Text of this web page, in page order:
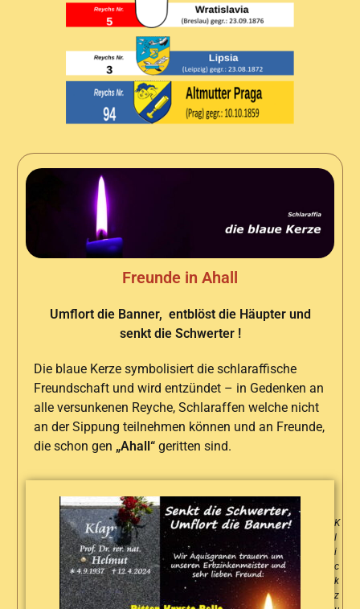
Freunde in Ahall
Umflort die Banner, entblöst die Häupter und
senkt die Schwerter !
Die blaue Kerze symbolisiert die schlaraffische
Freundschaft und wird entzündet – in Gedenken an
alle versunkenen Reyche, Schlaraffen welche nicht
an der Sippung teilnehmen können und an Freunde,
die schon gen „Ahall“ geritten sind.
K
l
i
c
k
z